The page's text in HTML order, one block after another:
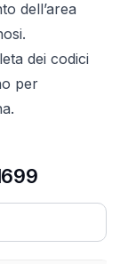
dell’area
dei codici
per